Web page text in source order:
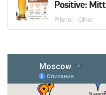
Positive:
Pilsner - Other